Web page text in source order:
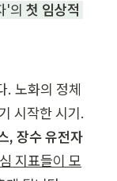
'의 첫 임상적
. 노화의 정체
, 장수 유전자
지표들이 모